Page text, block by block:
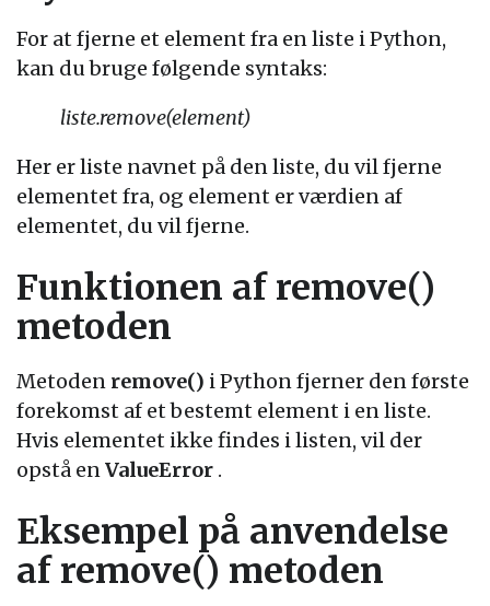
For at fjerne et element fra en liste i Python,
kan du bruge følgende syntaks:
liste.remove(element)
Her er liste navnet på den liste, du vil fjerne
elementet fra, og element er værdien af
elementet, du vil fjerne.
Funktionen af remove()
metoden
Metoden remove() i Python fjerner den første
forekomst af et bestemt element i en liste.
Hvis elementet ikke findes i listen, vil der
opstå enValueError .
Eksempel på anvendelse
af remove() metoden